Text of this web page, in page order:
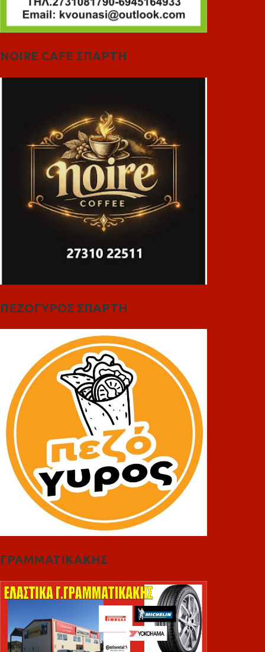
NOIRE CAFE ΣΠΑΡΤΗ
ΠΕΖΟΓΥΡΟΣ ΣΠΑΡΤΗ
ΓΡΑΜΜΑΤΙΚΑΚΗΣ